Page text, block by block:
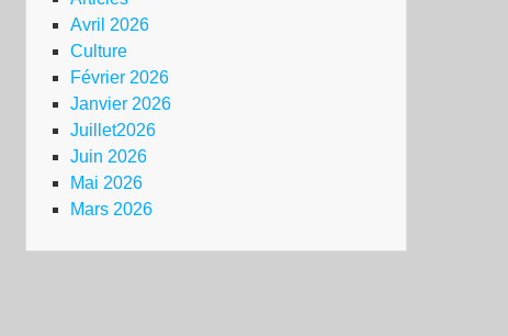
Avril 2026
Culture
Février 2026
Janvier 2026
Juillet2026
Juin 2026
Mai 2026
Mars 2026